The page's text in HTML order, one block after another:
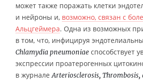
может также поражать клетки
и нейроны и, возможно, связан с
Альцгеймера. Одна из возможных
в том, что, инфицируя
Chlamydia pneumoniae способствует
экспрессии проатерогенных
в журнале Arteriosclerosis, Thrombosis,